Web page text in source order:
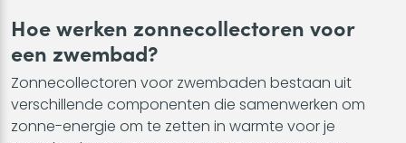
Hoe werken zonnecollectoren voor
een zwembad?
Zonnecollectoren voor zwembaden bestaan uit
verschillende componenten die samenwerken om
zonne-energie om te zetten in warmte voor je